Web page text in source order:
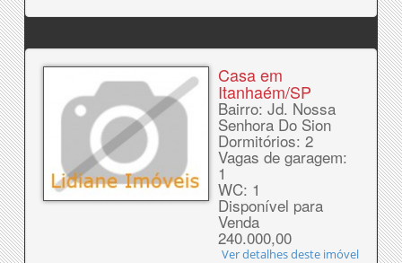
Casa em
Itanhaém/SP
Bairro: Jd. Nossa
Senhora Do Sion
Dormitórios: 2
Vagas de garagem:
1
WC: 1
Disponível para
Venda
240.000,00
Ver detalhes deste imóvel